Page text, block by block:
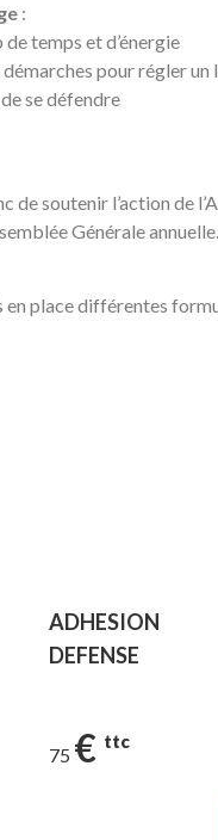
:
temps et d’énergie
démarches pour régler un
se défendre
de soutenir l’action
Générale
en place différentes
ADHESION
DEFENSE
75 € ttc